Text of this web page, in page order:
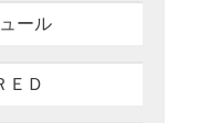
ール
ＥＤ